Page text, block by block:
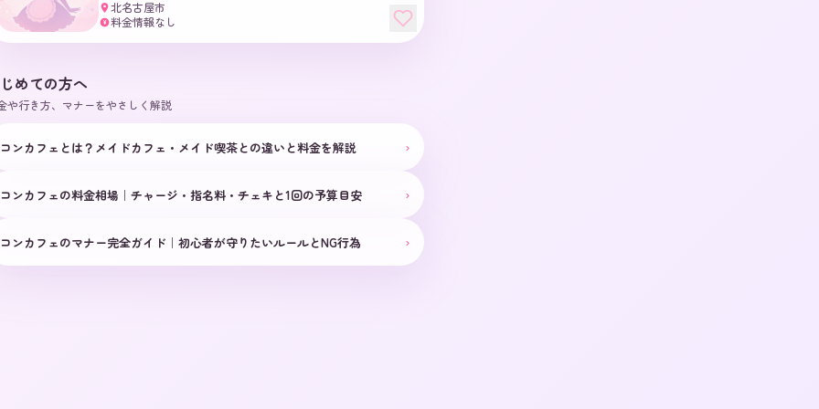
北名古屋市
¥ 料金情報なし
めての方へ
や行き方、マナーをやさしく解説
コンカフェとは？メイドカフェ・メイド喫茶との違いと料金を解説 ›
コンカフェの料金相場｜チャージ・指名料・チェキと1回の予算目安 ›
コンカフェのマナー完全ガイド｜初心者が守りたいルールとNG行為 ›